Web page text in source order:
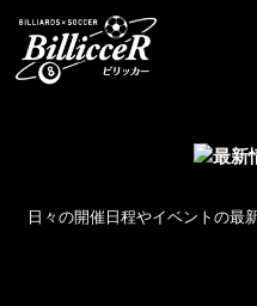
日々の開催日程やイベントの最